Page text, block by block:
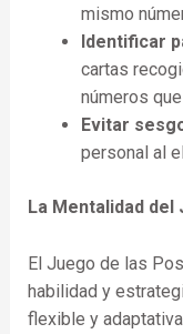
mismo
Identificar
cartas
números
Evitar
personal al
La Mentalidad del
El Juego de las
habilidad y
flexible y